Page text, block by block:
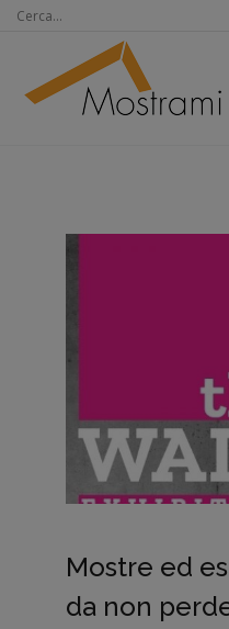
Mostre ed
da non